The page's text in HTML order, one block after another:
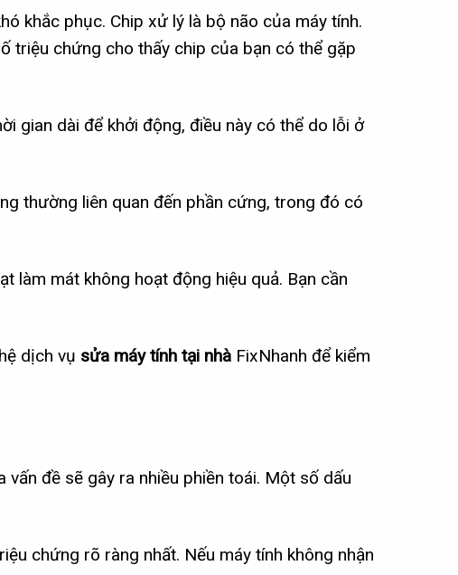
khắc phục. Chip xử lý là bộ não của máy tính.
triệu chứng cho thấy chip của bạn có thể gặp
gian dài để khởi động, điều này có thể do lỗi ở
thường liên quan đến phần cứng, trong đó có
làm mát không hoạt động hiệu quả. Bạn cần
dịch vụ sửa máy tính tại nhà FixNhanh để kiểm
đề sẽ gây ra nhiều phiền toái. Một số dấu
chứng rõ ràng nhất. Nếu máy tính không nhận